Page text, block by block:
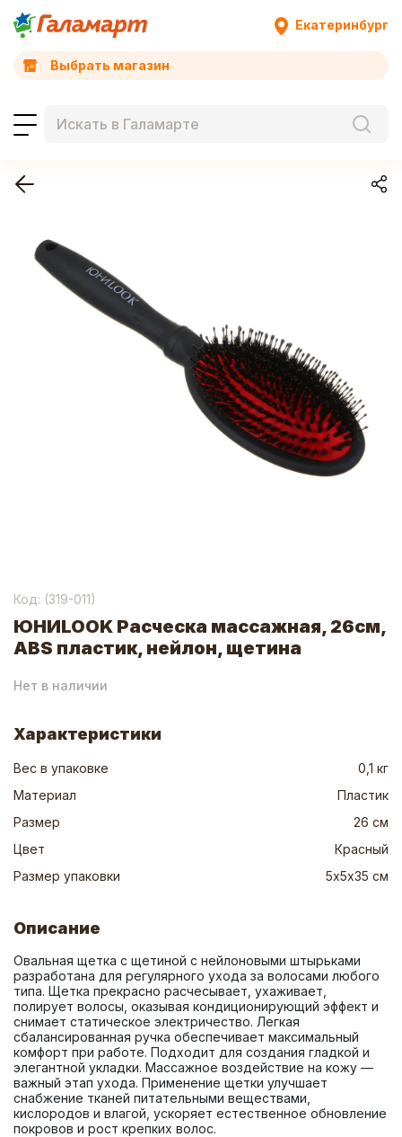
Екатеринбург
Выбрать магазин
Код: (319-011)
ЮНИLOOK Расческа массажная, 26см,
ABS пластик, нейлон, щетина
Нет в наличии
Характеристики
Вес в упаковке
0,1 кг
Материал
Пластик
Размер
26 см
Цвет
Красный
Размер упаковки
5х5х35 см
Описание
Овальная щетка с щетиной с нейлоновыми штырьками
разработана для регулярного ухода за волосами любого
типа. Щетка прекрасно расчесывает, ухаживает,
полирует волосы, оказывая кондиционирующий эффект и
снимает статическое электричество. Легкая
сбалансированная ручка обеспечивает максимальный
комфорт при работе. Подходит для создания гладкой и
элегантной укладки. Массажное воздействие на кожу —
важный этап ухода. Применение щетки улучшает
снабжение тканей питательными веществами,
кислородов и влагой, ускоряет естественное обновление
покровов и рост крепких волос.